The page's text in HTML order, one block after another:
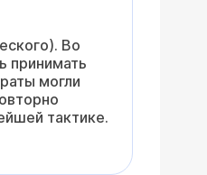
Во
принимать
могли
тактике.